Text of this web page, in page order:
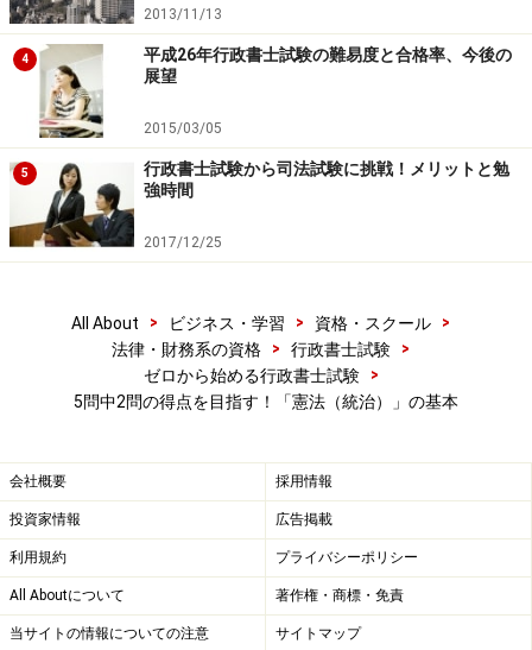
高裁判所（裁判官）と下級裁判所（裁判官）の比較で
す。これらは国家試験の頻出事項であり、しっかりと暗
記しましょう。
次のページでは暗記のポイントについてご説明いたしま
す。
※記事内容は執筆時点のものです。最新の内容をご確認くださ
1/2
2013/11/13
4
平成26年行政書士試験の難易度と合格率、今後の
展望
2015/03/05
5
行政書士試験から司法試験に挑戦！メリットと勉
強時間
2017/12/25
All About > ビジネス・学習 > 資格・スクール
>
法律・財務系の資格
> 行政書士試験
>
ゼロから始める行政書士試験
>
5問中2問の得点を目指す！「憲法（統治）」の基本
会社概要 採用情報
投資家情報 広告掲載
利用規約 プライバシーポリシー
All Aboutについて 著作権・商標・免責
当サイトの情報についての注意 サイトマップ